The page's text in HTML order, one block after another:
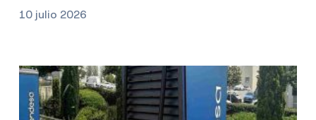
10 julio 2026